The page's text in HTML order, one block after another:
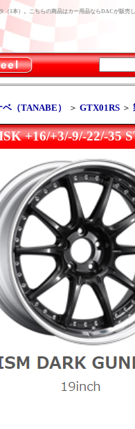
1本）。こちらの商品はカー用品ならDACが販売し
ベ（TANABE） ＞ GTX01RS ＞
+16/+3/-9/-22/-35